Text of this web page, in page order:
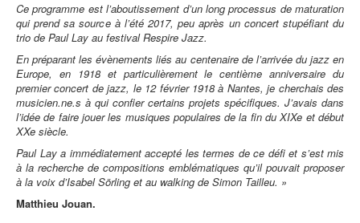
Ce programme est l’aboutissement d’un long processus de maturation
qui prend sa source à l’été 2017, peu après un concert stupéfiant du
trio de Paul Lay au festival Respire Jazz.
En préparant les évènements liés au centenaire de l’arrivée du jazz en
Europe, en 1918 et particulièrement le centième anniversaire du
premier concert de jazz, le 12 février 1918 à Nantes, je cherchais des
musicien.ne.s à qui confier certains projets spécifiques. J’avais dans
l’idée de faire jouer les musiques populaires de la fin du XIXe et début
XXe siècle.
Paul Lay a immédiatement accepté les termes de ce défi et s’est mis
à la recherche de compositions emblématiques qu’il pouvait proposer
à la voix d’Isabel Sörling et au walking de Simon Tailleu. »
Matthieu Jouan.